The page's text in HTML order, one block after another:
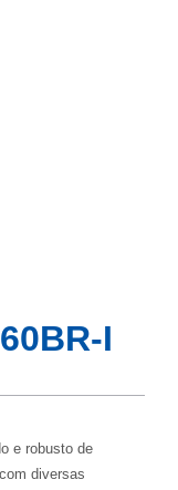
I
e robusto de
diversas